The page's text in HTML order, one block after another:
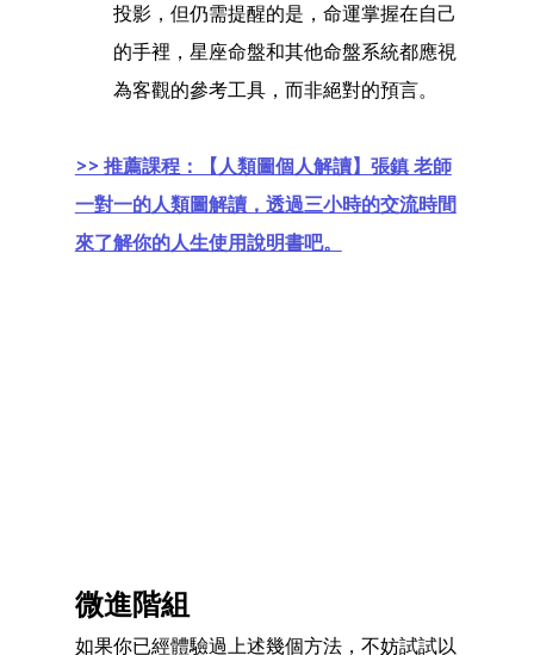
投影，但仍需提醒的是，命運掌握在自己
的手裡，星座命盤和其他命盤系統都應視
為客觀的參考工具，而非絕對的預言。
>> 推薦課程：【人類圖個人解讀】張鎮 老師
一對一的人類圖解讀，透過三小時的交流時間
來了解你的人生使用說明書吧。
微進階組
如果你已經體驗過上述幾個方法，不妨試試以